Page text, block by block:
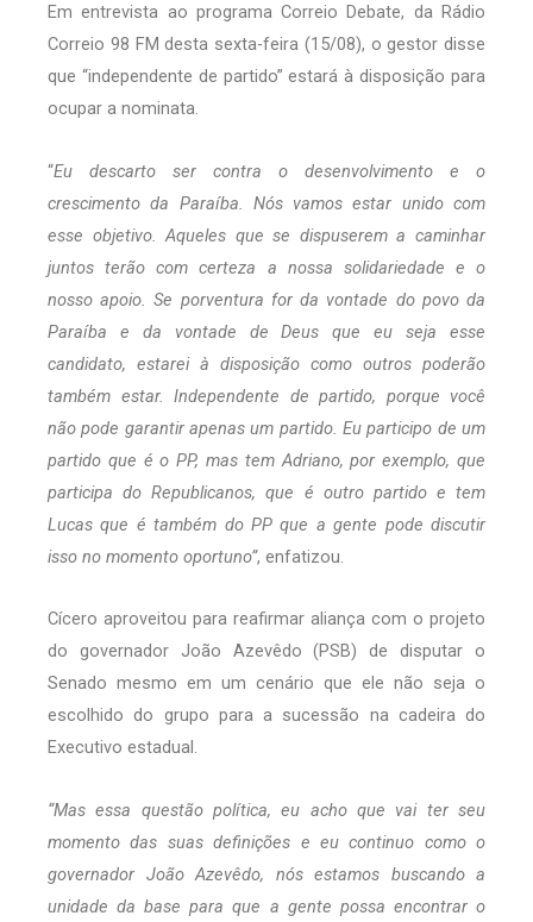
Em entrevista ao programa Correio Debate, da Rádio
Correio 98 FM desta sexta-feira (15/08), o gestor disse
que “independente de partido” estará à disposição para
ocupar a nominata.
“Eu descarto ser contra o desenvolvimento e o
crescimento da Paraíba. Nós vamos estar unido com
esse objetivo. Aqueles que se dispuserem a caminhar
juntos terão com certeza a nossa solidariedade e o
nosso apoio. Se porventura for da vontade do povo da
Paraíba e da vontade de Deus que eu seja esse
candidato, estarei à disposição como outros poderão
também estar. Independente de partido, porque você
não pode garantir apenas um partido. Eu participo de um
partido que é o PP, mas tem Adriano, por exemplo, que
participa do Republicanos, que é outro partido e tem
Lucas que é também do PP que a gente pode discutir
isso no momento oportuno”, enfatizou.
Cícero aproveitou para reafirmar aliança com o projeto
do governador João Azevêdo (PSB) de disputar o
Senado mesmo em um cenário que ele não seja o
escolhido do grupo para a sucessão na cadeira do
Executivo estadual.
“Mas essa questão política, eu acho que vai ter seu
momento das suas definições e eu continuo como o
governador João Azevêdo, nós estamos buscando a
unidade da base para que a gente possa encontrar o